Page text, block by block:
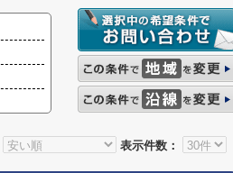
表示件数：